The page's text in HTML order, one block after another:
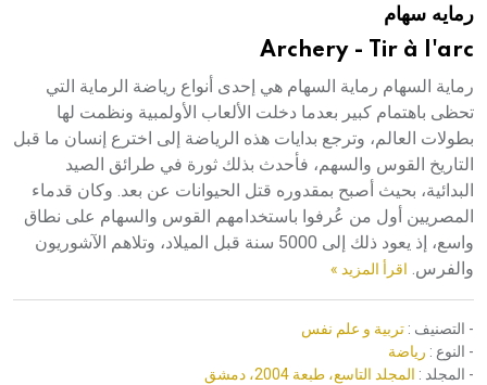
هيئة الموسوعة العربية تطلق موسوعات جديدة في عام 2026رمايه سهام
Archery - Tir à l'arc
رماية السهام رماية السهام هي إحدى أنواع رياضة الرماية التي
تحظى باهتمام كبير بعدما دخلت الألعاب الأولمبية ونظمت لها
بطولات العالم، وترجع بدايات هذه الرياضة إلى اخترع إنسان ما قبل
التاريخ القوس والسهم، فأحدث بذلك ثورة في طرائق الصيد
البدائية، بحيث أصبح بمقدوره قتل الحيوانات عن بعد. وكان قدماء
المصريين أول من عُرفوا باستخدامهم القوس والسهام على نطاق
واسع، إذ يعود ذلك إلى 5000 سنة قبل الميلاد، وتلاهم الآشوريون
والفرس. اقرأ المزيد »
- التصنيف : تربية و علم نفس
- النوع : رياضة
- المجلد : المجلد التاسع، طبعة 2004، دمشق